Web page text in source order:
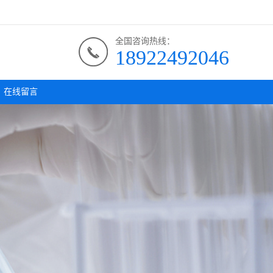
全国咨询热线：
18922492046
在线留言